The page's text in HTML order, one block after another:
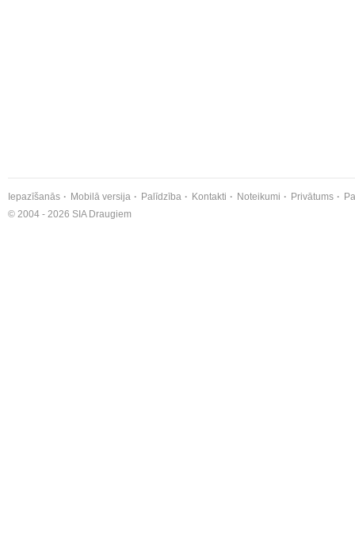
Iepazīšanās Mobilā versija Palīdzība Kontakti Noteikumi Privātums
© 2004 - 2026 SIA Draugiem